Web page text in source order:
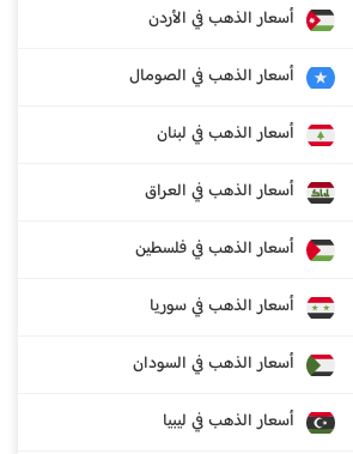
أسعار الذهب في الأردن
أسعار الذهب في الصومال
أسعار الذهب في لبنان
أسعار الذهب في العراق
أسعار الذهب في فلسطين
أسعار الذهب في سوريا
أسعار الذهب في السودان
أسعار الذهب في ليبيا